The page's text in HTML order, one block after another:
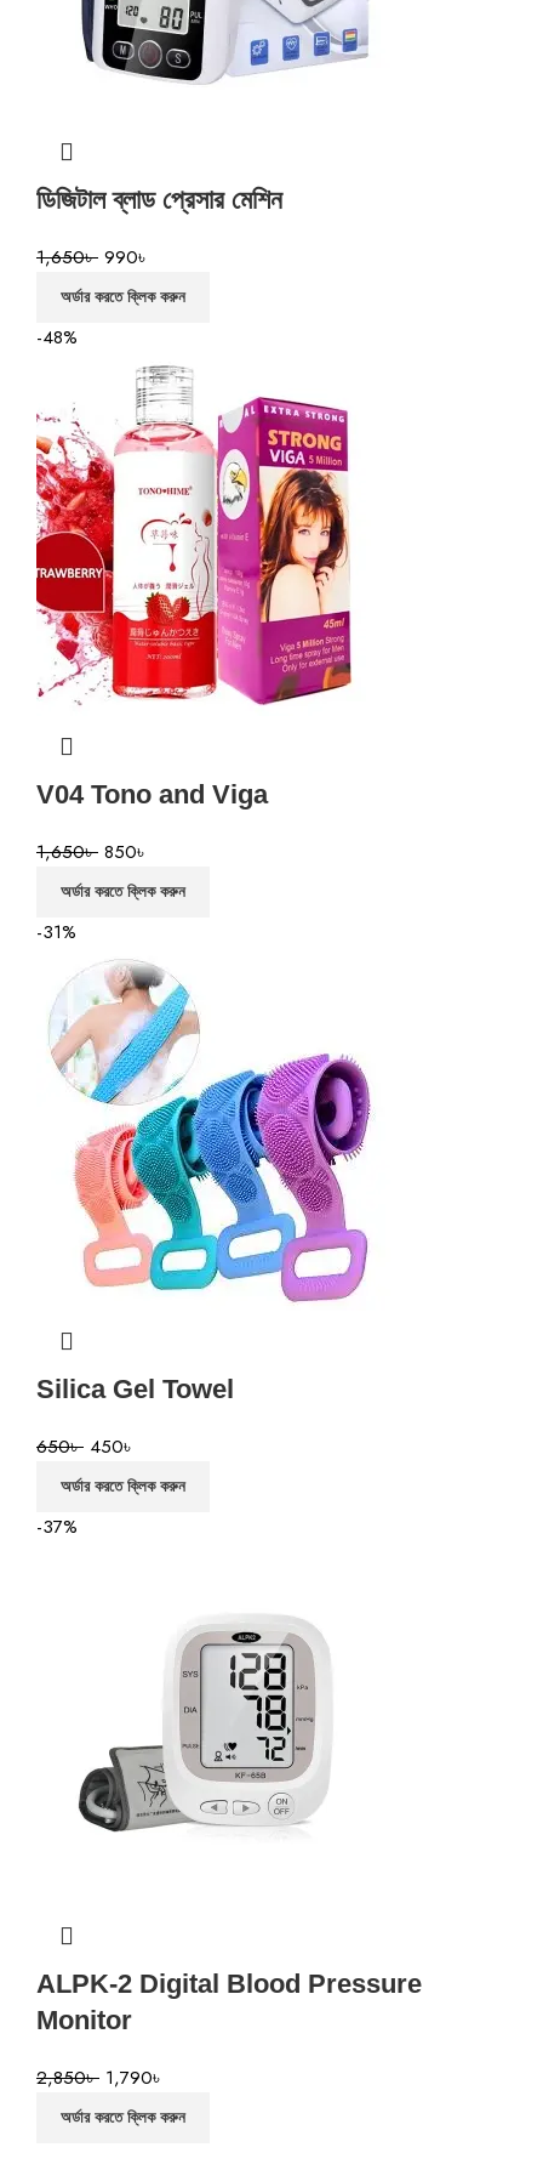
ডিজিটাল ব্লাড প্রেসার মেশিন
1,650৳ 990৳
অর্ডার করতে ক্লিক করুন
-48%
V04 Tono and Viga
1,650৳ 850৳
অর্ডার করতে ক্লিক করুন
-31%
Silica Gel Towel
650৳ 450৳
অর্ডার করতে ক্লিক করুন
-37%
ALPK-2 Digital Blood Pressure
Monitor
2,850৳ 1,790৳
অর্ডার করতে ক্লিক করুন